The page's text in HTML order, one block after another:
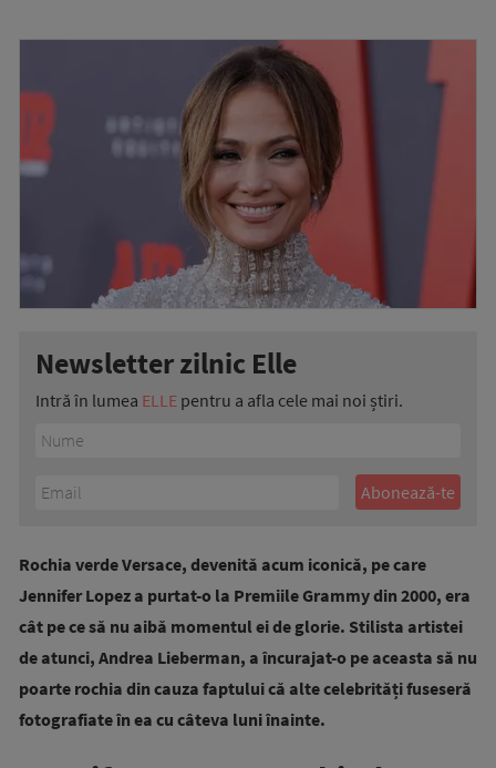
Newsletter zilnic Elle
Intră în lumea ELLE pentru a afla cele mai noi știri.
Rochia verde Versace, devenită acum iconică, pe care
Jennifer Lopez a purtat-o la Premiile Grammy din 2000, era
cât pe ce să nu aibă momentul ei de glorie. Stilista artistei
de atunci, Andrea Lieberman, a încurajat-o pe aceasta să nu
poarte rochia din cauza faptului că alte celebrități fuseseră
fotografiate în ea cu câteva luni înainte.